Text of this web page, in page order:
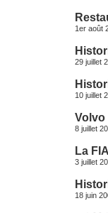
1er août
29 juillet
10 juillet
Volvo
8 juillet
La
3 juillet
18 juin